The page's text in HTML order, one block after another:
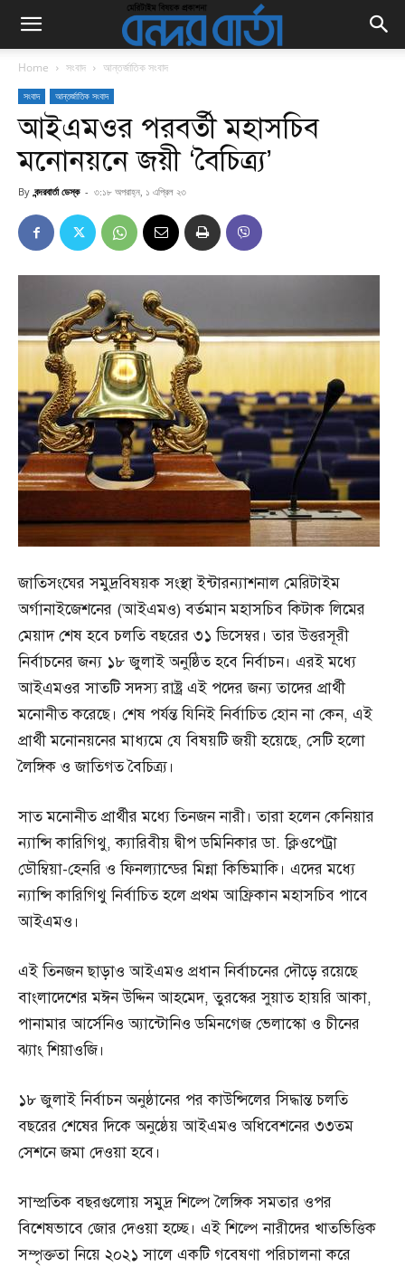
Home সংবাদ আন্তর্জাতিক সংবাদ
সংবাদ আন্তর্জাতিক সংবাদ
আইএমওর পরবর্তী মহাসচিব
মনোনয়নে জয়ী ‘বৈচিত্র্য’
By বন্দরবার্তা ডেস্ক - ৩:১৮ অপরাহ্ন, ১ এপ্রিল ২৩
জাতিসংঘের সমুদ্রবিষয়ক সংস্থা ইন্টারন্যাশনাল মেরিটাইম
অর্গানাইজেশনের (আইএমও) বর্তমান মহাসচিব কিটাক লিমের
মেয়াদ শেষ হবে চলতি বছরের ৩১ ডিসেম্বর। তার উত্তরসূরী
নির্বাচনের জন্য ১৮ জুলাই অনুষ্ঠিত হবে নির্বাচন। এরই মধ্যে
আইএমওর সাতটি সদস্য রাষ্ট্র এই পদের জন্য তাদের প্রার্থী
মনোনীত করেছে। শেষ পর্যন্ত যিনিই নির্বাচিত হোন না কেন, এই
প্রার্থী মনোনয়নের মাধ্যমে যে বিষয়টি জয়ী হয়েছে, সেটি হলো
লৈঙ্গিক ও জাতিগত বৈচিত্র্য।
সাত মনোনীত প্রার্থীর মধ্যে তিনজন নারী। তারা হলেন কেনিয়ার
ন্যান্সি কারিগিথু, ক্যারিবীয় দ্বীপ ডমিনিকার ডা. ক্লিওপেট্রা
ডৌম্বিয়া-হেনরি ও ফিনল্যান্ডের মিন্না কিভিমাকি। এদের মধ্যে
ন্যান্সি কারিগিথু নির্বাচিত হলে প্রথম আফ্রিকান মহাসচিব পাবে
আইএমও।
এই তিনজন ছাড়াও আইএমও প্রধান নির্বাচনের দৌড়ে রয়েছে
বাংলাদেশের মঈন উদ্দিন আহমেদ, তুরস্কের সুয়াত হায়রি আকা,
পানামার আর্সেনিও অ্যান্টোনিও ডমিনগেজ ভেলাস্কো ও চীনের
ঝ্যাং শিয়াওজি।
১৮ জুলাই নির্বাচন অনুষ্ঠানের পর কাউন্সিলের সিদ্ধান্ত চলতি
বছরের শেষের দিকে অনুষ্ঠেয় আইএমও অধিবেশনের ৩৩তম
সেশনে জমা দেওয়া হবে।
সাম্প্রতিক বছরগুলোয় সমুদ্র শিল্পে লৈঙ্গিক সমতার ওপর
বিশেষভাবে জোর দেওয়া হচ্ছে। এই শিল্পে নারীদের খাতভিত্তিক
সম্পৃক্ততা নিয়ে ২০২১ সালে একটি গবেষণা পরিচালনা করে